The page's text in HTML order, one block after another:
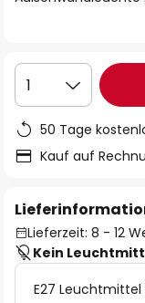
1
50 Tage
Kauf auf
Lieferzeit: 8 - 12
Kein
E27 Leuchtmittel